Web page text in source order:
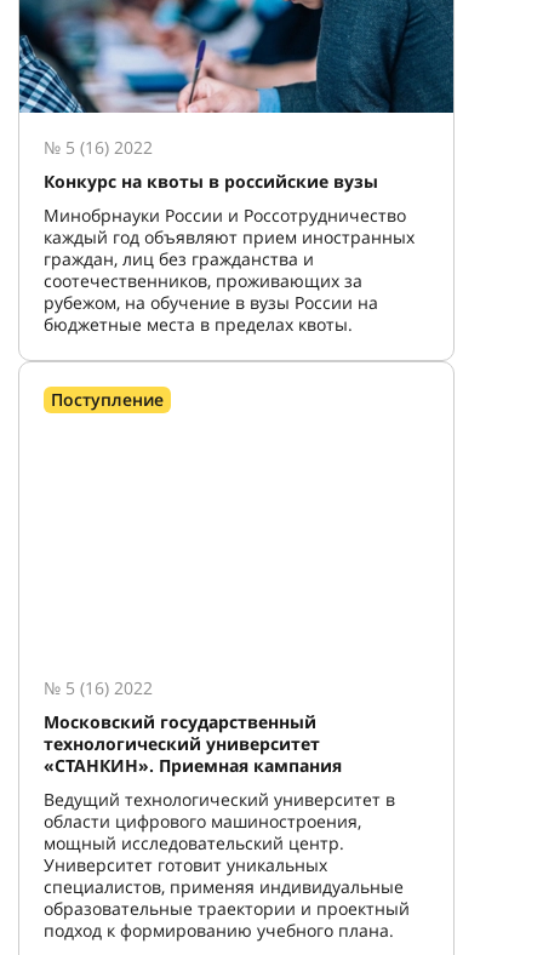
№ 5 (16) 2022
Конкурс на квоты в российские вузы
Минобрнауки России и Россотрудничество
каждый год объявляют прием иностранных
граждан, лиц без гражданства и
соотечественников, проживающих за
рубежом, на обучение в вузы России на
бюджетные места в пределах квоты.
Поступление
№ 5 (16) 2022
Московский государственный
технологический университет
«СТАНКИН». Приемная кампания
Ведущий технологический университет в
области цифрового машиностроения,
мощный исследовательский центр.
Университет готовит уникальных
специалистов, применяя индивидуальные
образовательные траектории и проектный
подход к формированию учебного плана.